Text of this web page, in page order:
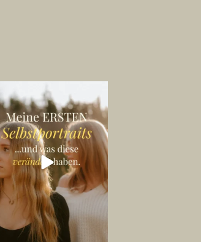
WAS SELBSTPORTRÄTS MIR
GEZEIGT HABEN. 💡
🦋...
341 68